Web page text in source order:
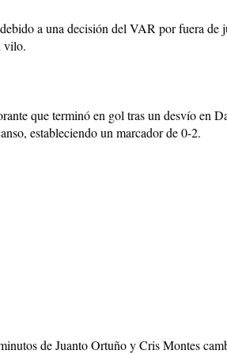
a una decisión del VAR por fuera de
vilo.
que terminó en gol tras un desvío en
estableciendo un marcador de 0-2.
de Juanto Ortuño y Cris Montes